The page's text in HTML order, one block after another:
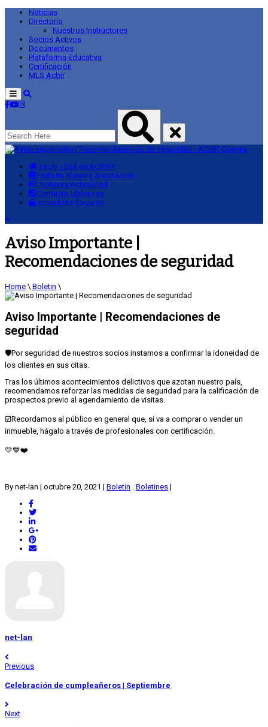
Noticias
Directorio
Nuestros Instructores
Socios Activos
Documentos
Plataforma Educativa
Certificación
MLS Acbir
Menu
Inicio ¿Qué es ACBIR?
Historia Nuestra Asociación
Noticias Actualidad
Contacto Ubícanos
Inmuebles Seguros
Aviso Importante |
Recomendaciones de seguridad
Home \ Boletin \
Aviso Importante | Recomendaciones de
seguridad
🛡️Por seguridad de nuestros socios instamos a confirmar la idoneidad de
los clientes en sus citas⁣.
Tras los últimos acontecimientos delictivos que azotan nuestro país,
recomendamos reforzar las medidas de seguridad para la calificación de
prospectos previo al agendamiento de visitas.⁣
☑️Recordamos al público en general que, si va a comprar o vender un
inmueble, hágalo a través de profesionales con certificación.⁣
💛💙❤️⁣⁣⁣⁣
By net-lan | octubre 20, 2021 | Boletin . Boletines |
net-lan
Previous
Celebración de cumpleañeros | Septiembre
Next